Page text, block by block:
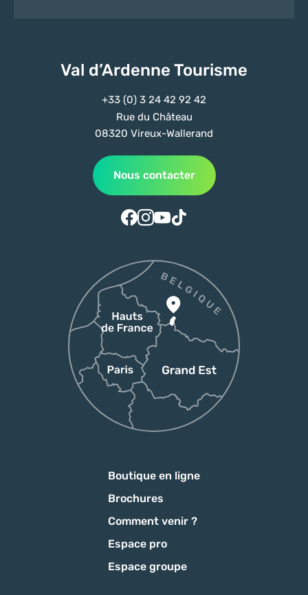
Val d’Ardenne Tourisme
+33 (0) 3 24 42 92 42
Rue du Château
08320 Vireux-Wallerand
Nous contacter
Suivez-nous sur Facebook
Suivez-nous sur Instagram
Suivez-nous sur Youtube
Suivez-nous sur Tiktok
Boutique en ligne
Brochures
Comment venir ?
Espace pro
Espace groupe